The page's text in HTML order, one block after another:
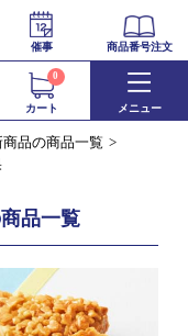
催事 商品番号注文
カート
0
メニュー
品の商品一覧
品一覧